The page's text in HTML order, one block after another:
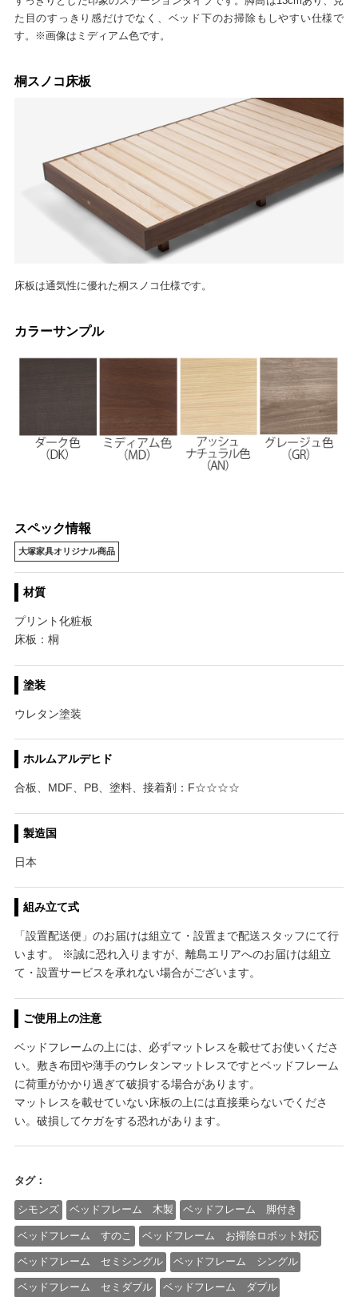
た目のすっきり感だけでなく、ベッド下のお掃除もしやすい仕様で
す。※画像はミディアム色です。
桐スノコ床板
床板は通気性に優れた桐スノコ仕様です。
カラーサンプル
スペック情報
大塚家具オリジナル商品
材質
プリント化粧板
床板：桐
塗装
ウレタン塗装
ホルムアルデヒド
合板、MDF、PB、塗料、接着剤：F☆☆☆☆
製造国
日本
組み立て式
「設置配送便」のお届けは組立て・設置まで配送スタッフにて行
います。 ※誠に恐れ入りますが、離島エリアへのお届けは組立
て・設置サービスを承れない場合がございます。
ご使用上の注意
ベッドフレームの上には、必ずマットレスを載せてお使いくださ
い。敷き布団や薄手のウレタンマットレスですとベッドフレーム
に荷重がかかり過ぎて破損する場合があります。
マットレスを載せていない床板の上には直接乗らないでくださ
い。破損してケガをする恐れがあります。
タグ：
シモンズ ベッドフレーム 木製 ベッドフレーム 脚付き
ベッドフレーム すのこ ベッドフレーム お掃除ロボット対応
ベッドフレーム セミシングル ベッドフレーム シングル
ベッドフレーム セミダブル ベッドフレーム ダブル